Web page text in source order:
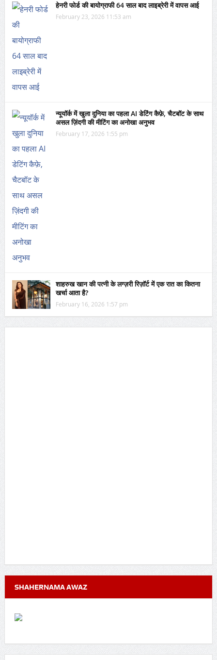
हेनरी फोर्ड की बायोग्राफी 64 साल बाद लाइब्रेरी में वापस आई
February 23, 2026 11:53 am
न्यूयॉर्क में खुला दुनिया का पहला AI डेटिंग कैफ़े, चैटबॉट के साथ
असल ज़िंदगी की मीटिंग का अनोखा अनुभव
February 17, 2026 1:55 pm
शाहरुख खान की पत्नी के लग्ज़री रिज़ॉर्ट में एक रात का कितना
खर्चा आता है?
February 16, 2026 1:57 pm
SHAHERNAMA AWAZ